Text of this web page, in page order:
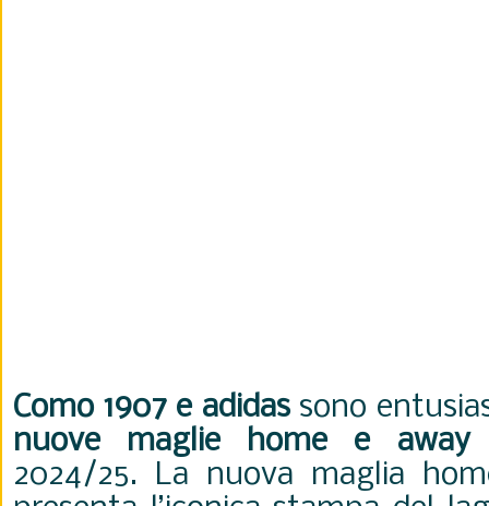
Como 1907 e adidassono
nuove maglie home e away
2024/25. La nuova maglia